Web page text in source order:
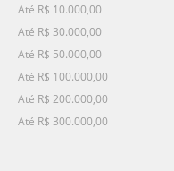
Até R$ 10.000,00
Até R$ 30.000,00
Até R$ 50.000,00
Até R$ 100.000,00
Até R$ 200.000,00
Até R$ 300.000,00